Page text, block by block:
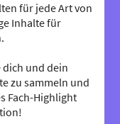
für jede Art von
Inhalte für
dich und dein
zu sammeln und
Fach-Highlight